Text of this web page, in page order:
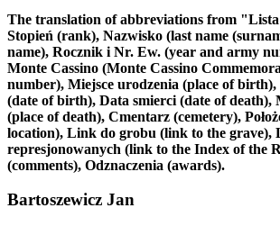
The translation of abbreviations from
Stopień (rank), Nazwisko (last name
name), Rocznik i Nr. Ew. (year and army
Monte Cassino (Monte Cassino
number), Miejsce urodzenia (place of
(date of birth), Data smierci (date of death),
(place of death), Cmentarz (cemetery),
location), Link do grobu (link to the grave),
represjonowanych (link to the Index of the
(comments), Odznaczenia (awards).
Bartoszewicz Jan